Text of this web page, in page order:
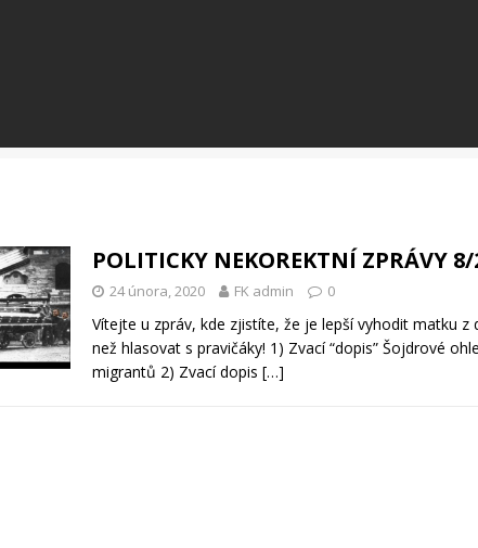
POLITICKY NEKOREKTNÍ ZPRÁVY
24 února, 2020 FK admin 0
Vítejte u zpráv, kde zjistíte, že je lepší vyhodit matku z
než hlasovat s pravičáky! 1) Zvací “dopis” Šojdrové
migrantů 2) Zvací dopis […]